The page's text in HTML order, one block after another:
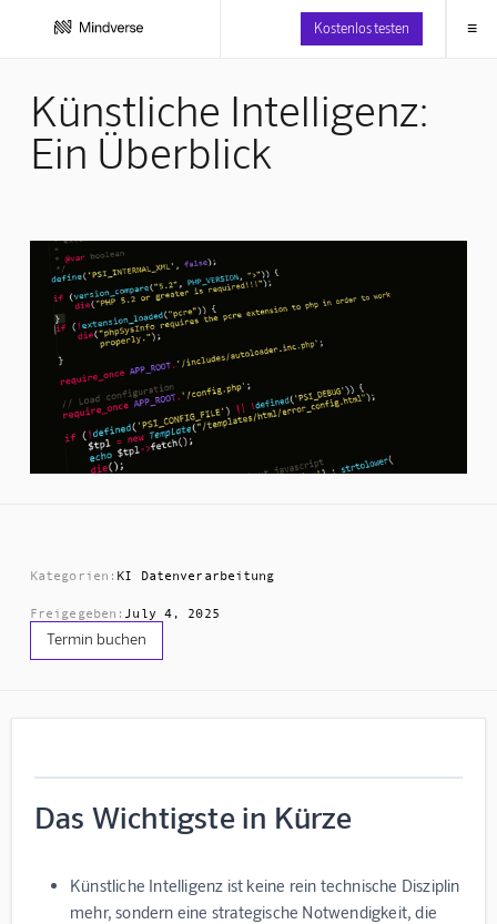
Kostenlos testen ≡
Künstliche Intelligenz:
Ein Überblick
Kategorien: KI Datenverarbeitung
Freigegeben: July 4, 2025
Termin buchen
Das Wichtigste in Kürze
Künstliche Intelligenz ist keine rein technische Disziplin
mehr, sondern eine strategische Notwendigkeit, die